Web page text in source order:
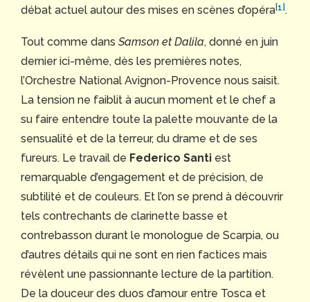
débat actuel autour des mises en scènes d’opéra[1].
Tout comme dans Samson et Dalila, donné en juin
dernier ici-même, dès les premières notes,
l’Orchestre National Avignon-Provence nous saisit.
La tension ne faiblit à aucun moment et le chef a
su faire entendre toute la palette mouvante de la
sensualité et de la terreur, du drame et de ses
fureurs. Le travail de Federico Santi est
remarquable d’engagement et de précision, de
subtilité et de couleurs. Et l’on se prend à découvrir
tels contrechants de clarinette basse et
contrebasson durant le monologue de Scarpia, ou
d’autres détails qui ne sont en rien factices mais
révèlent une passionnante lecture de la partition.
De la douceur des duos d’amour entre Tosca et